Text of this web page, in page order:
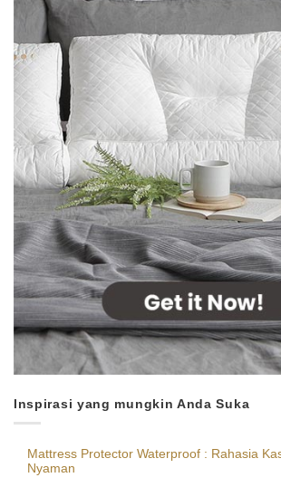
Inspirasi yang mungkin Anda Suka
Mattress Protector Waterproof : Rahasia
Nyaman